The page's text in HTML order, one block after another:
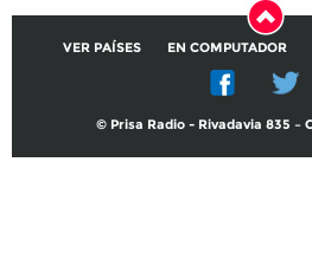
VER PAÍSES EN COMPUTADOR
© Prisa Radio - Rivadavia 835 –